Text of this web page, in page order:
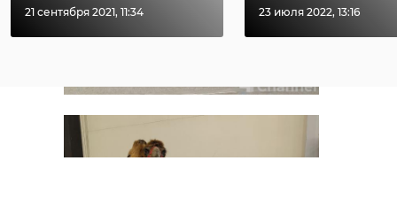
21 сентября 2021, 11:34 23 июля 2022, 13:16
Ленинградской
области было и
особой важности —
добиваться высоких
результатов. Мы по
праву гордимся